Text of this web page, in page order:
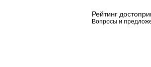
Рейтинг
Вопросы и